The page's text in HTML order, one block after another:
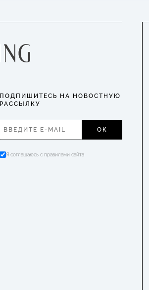
ПОДПИШИТЕСЬ НА НОВОСТНУЮ
РАССЫЛКУ
ОК
Я соглашаюсь с правилами сайта